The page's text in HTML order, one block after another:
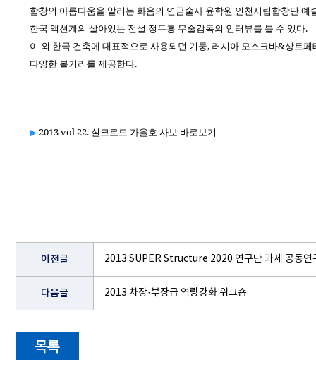
합창의 아름다움을 알리는 화음의 연금술사 윤학원 인천시립합창단 예
한국 액션계의 살아있는 전설 정두홍 무술감독의 인터뷰를 볼 수 있다.
이 외 한국 건축에 대표적으로 사용되던 기둥, 러시아 모스크바&상트페
다양한 볼거리를 제공한다.
▶2013 vol 22. 실크로드 가을호 사보 바로보기
이전글 2013 SUPER Structure 2020 연구단 과제 공동연
다음글 2013 차장·부장급 역량강화 워크숍